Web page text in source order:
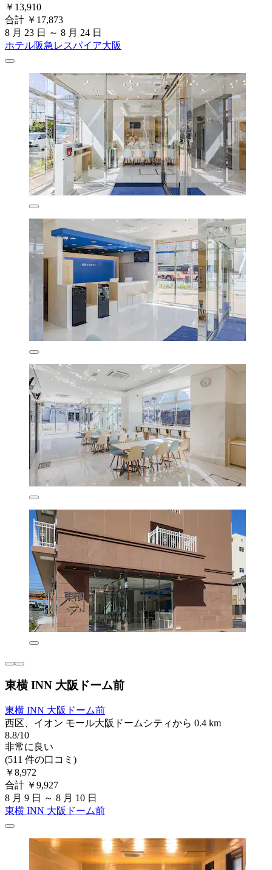
￥13,910
合計 ￥17,873
8 月 23 日 ～ 8 月 24 日
ホテル阪急レスパイア大阪
東横 INN 大阪ドーム前
東横 INN 大阪ドーム前
西区、イオン モール大阪ドームシティから 0.4 km
8.8/10
非常に良い
(511 件の口コミ)
￥8,972
合計 ￥9,927
8 月 9 日 ～ 8 月 10 日
東横 INN 大阪ドーム前